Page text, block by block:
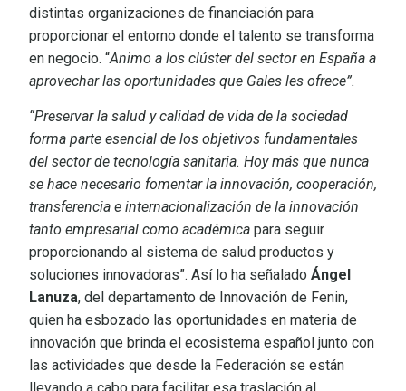
distintas organizaciones de financiación para
proporcionar el entorno donde el talento se transforma
en negocio. “Animo a los clúster del sector en España a
aprovechar las oportunidades que Gales les ofrece”.
“Preservar la salud y calidad de vida de la sociedad
forma parte esencial de los objetivos fundamentales
del sector de tecnología sanitaria. Hoy más que nunca
se hace necesario fomentar la innovación, cooperación,
transferencia e internacionalización de la innovación
tanto empresarial como académica para seguir
proporcionando al sistema de salud productos y
soluciones innovadoras”. Así lo ha señalado Ángel
Lanuza, del departamento de Innovación de Fenin,
quien ha esbozado las oportunidades en materia de
innovación que brinda el ecosistema español junto con
las actividades que desde la Federación se están